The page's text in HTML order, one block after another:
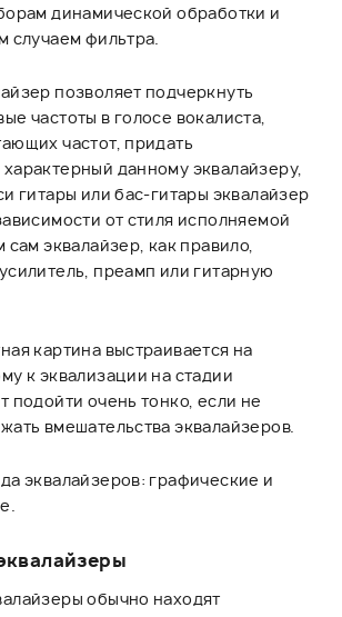
динамической обработки и
случаем фильтра.
позволяет подчеркнуть
частоты в голосе вокалиста,
частот, придать
данному эквалайзеру,
гитары или бас-гитары эквалайзер
от стиля исполняемой
эквалайзер, как правило,
преамп или гитарную
картина выстраивается на
к эквализации на стадии
подойти очень тонко, если не
вмешательства эквалайзеров.
эквалайзеров: графические и
обычно находят